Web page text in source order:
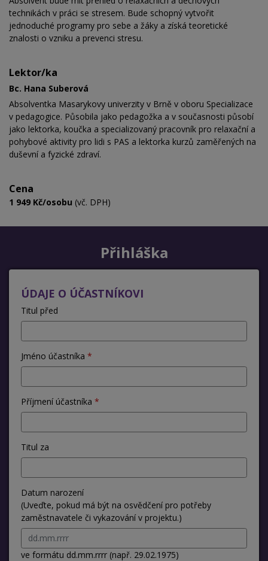
technikách v práci se stresem. Bude schopný vytvořit
jednoduché programy pro sebe a žáky a získá teoretické
znalosti o vzniku a prevenci stresu.
Lektor/ka
Bc. Hana Suberová
Absolventka Masarykovy univerzity v Brně v oboru Specializace
v pedagogice. Působila jako pedagožka a v současnosti působí
jako lektorka, koučka a specializovaný pracovník pro relaxační a
pohybové aktivity pro lidi s PAS a lektorka kurzů zaměřených na
duševní a fyzické zdraví.
Cena
1 949 Kč/osobu (vč. DPH)
Přihláška
ÚDAJE O ÚČASTNÍKOVI
Titul před
Jméno účastníka
Příjmení účastníka
Titul za
Datum narození
(Uveďte, pokud má být na osvědčení pro potřeby
zaměstnavatele či vykazování v projektu.)
ve formátu dd.mm.rrrr (např. 29.02.1975)